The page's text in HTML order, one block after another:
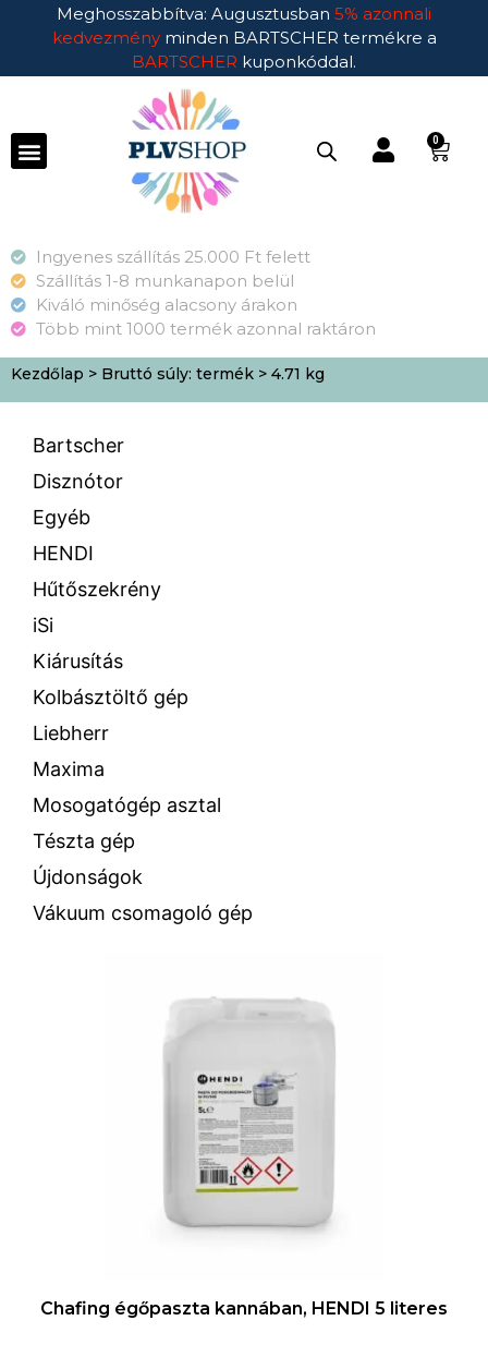
Meghosszabbítva: Augusztusban 5% azonnali
kedvezmény minden BARTSCHER termékre a
BARTSCHER kuponkóddal.
0
Ingyenes szállítás 25.000 Ft felett
Szállítás 1-8 munkanapon belül
Kiváló minőség alacsony árakon
Több mint 1000 termék azonnal raktáron
Kezdőlap > Bruttó súly: termék > 4.71 kg
Bartscher
Disznótor
Egyéb
HENDI
Hűtőszekrény
iSi
Kiárusítás
Kolbásztöltő gép
Liebherr
Maxima
Mosogatógép asztal
Tészta gép
Újdonságok
Vákuum csomagoló gép
Chafing égőpaszta kannában, HENDI 5 literes